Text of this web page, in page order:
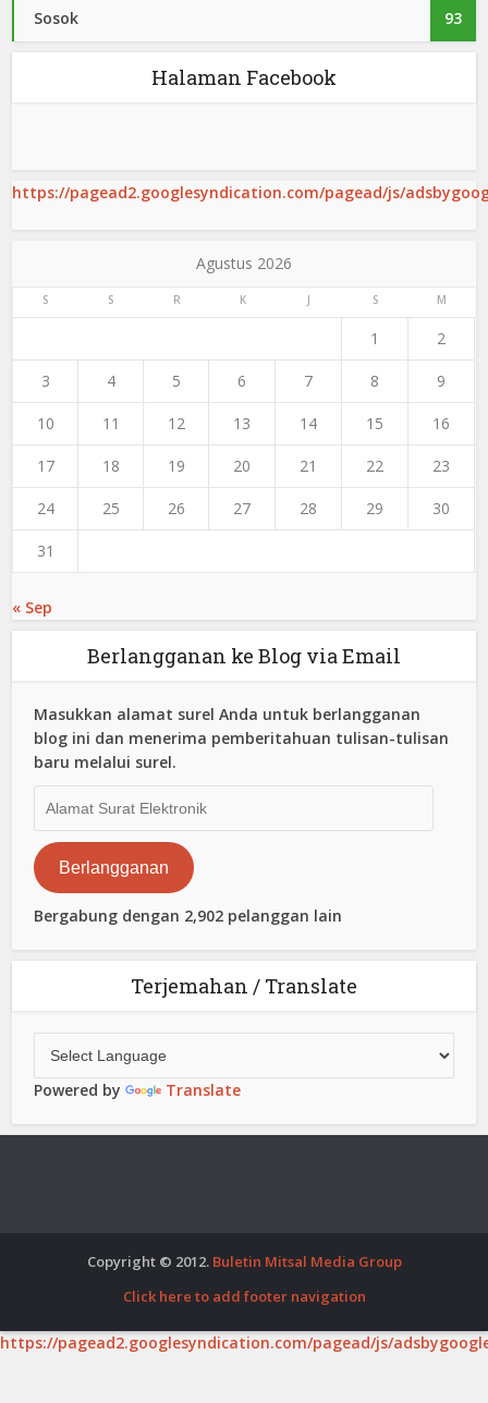
Sosok 93
Halaman Facebook
https://pagead2.googlesyndication.com/pagead/js/
Agustus 2026
S S R K J S M
1 2
3 4 5 6 7 8 9
10 11 12 13 14 15 16
17 18 19 20 21 22 23
24 25 26 27 28 29 30
31
« Sep
Berlangganan ke Blog via Email
Masukkan alamat surel Anda untuk berlangganan
blog ini dan menerima pemberitahuan tulisan-tulisan
baru melalui surel.
Surat
Elektronik
Berlangganan
Bergabung dengan 2,902 pelanggan lain
Terjemahan / Translate
Powered by Translate
Copyright © 2012. Buletin Mitsal Media Group
Click here to add footer navigation
https://pagead2.googlesyndication.com/pagead/js/